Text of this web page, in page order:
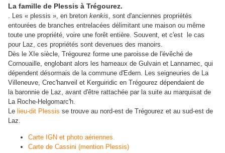
La famille de Plessis à Trégourez.
Les « plessis », en breton kenkis , sont d'anciennes propriétés
entourées de branches entrelacées délimitant une maison ou même
toute une propriété, voire une forêt entière. Souvent, et c'est le cas
pour Laz, ces propriétés sont devenues des manoirs.
Dès le XIe siècle, Trégourez forme une paroisse de l'évêché de
Cornouaille, englobant alors les hameaux de Gulvain et Lannarnec, qui
dépendent désormais de la commune d'Edern.
Les seigneuries de La
Villeneuve, Crec'hanveil et Kerguiridic en Trégourez dépendaient de
la baronnie de Laz, avant d'être rattachée par la suite au marquisat de
La Roche-Helgomarc'h.
Le lieu-dit Plessis se trouve au nord-est de Trégourez et au sud-est de
Laz.
Carte IGN et photo aériennes.
Carte de Cassini (mention Plessis)